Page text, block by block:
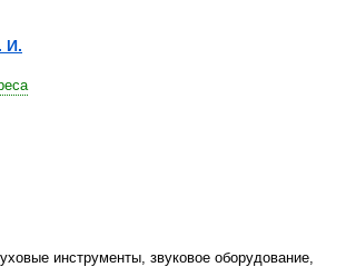
И.
инструменты, звуковое оборудование,